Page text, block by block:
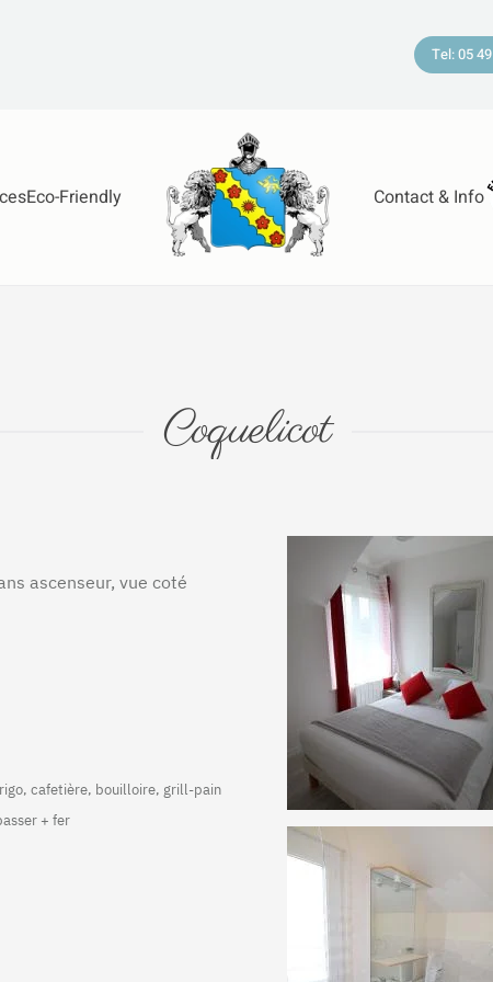
Tel: 05
Eco-Friendly Contact & Info
Coquelicot
ascenseur, vue coté
cafetière, bouilloire, grill-pain
+ fer
+
+